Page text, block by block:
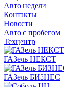
Авто недели
Контакты
Новости
Авто с пробегом
Техцентр
ГАЗель НЕКСТ
ГАЗель БИЗНЕС